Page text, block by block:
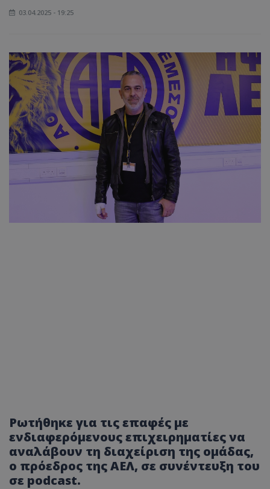
03.04.2025 - 19:25
Ρωτήθηκε για τις επαφές με
ενδιαφερόμενους επιχειρηματίες να
αναλάβουν τη διαχείριση της ομάδας,
ο πρόεδρος της ΑΕΛ, σε συνέντευξη του
σε podcast.